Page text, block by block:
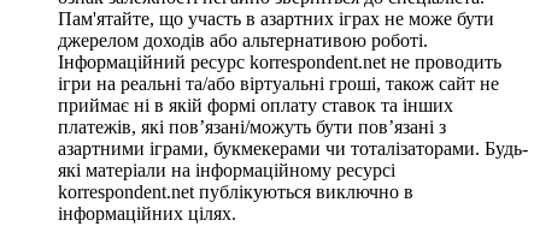
Пам'ятайте, що участь в азартних іграх не може бути
джерелом доходів або альтернативою роботі.
Інформаційний ресурс korrespondent.net не проводить
ігри на реальні та/або віртуальні гроші, також сайт не
приймає ні в якій формі оплату ставок та інших
платежів, які пов’язані/можуть бути пов’язані з
азартними іграми, букмекерами чи тоталізаторами. Будь-
які матеріали на інформаційному ресурсі
korrespondent.net публікуються виключно в
інформаційних цілях.